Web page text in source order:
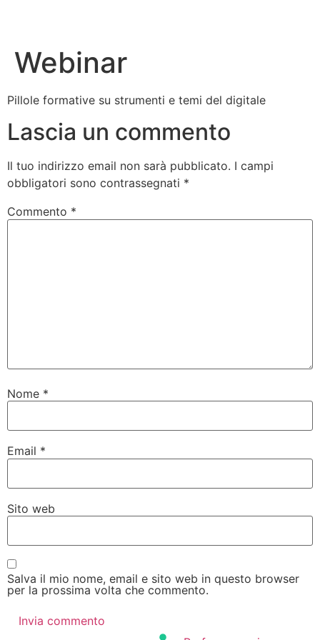
Webinar
Pillole formative su strumenti e temi del digitale
Lascia un commento
Il tuo indirizzo email non sarà pubblicato. I campi
obbligatori sono contrassegnati *
Commento *
Nome *
Email *
Sito web
Salva il mio nome, email e sito web in questo browser
per la prossima volta che commento.